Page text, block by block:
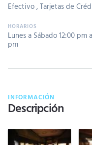
Efectivo,Tarjetas de
Lunes a Sábado 12:00 pm
pm
INFORMACIÓN
Descripción